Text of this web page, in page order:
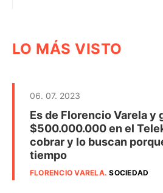
LO MÁS VISTO
06. 07. 2023
Es de Florencio Varela y
$500.000.000 en el
cobrar y lo buscan
tiempo
FLORENCIO VARELA.SOCIEDAD